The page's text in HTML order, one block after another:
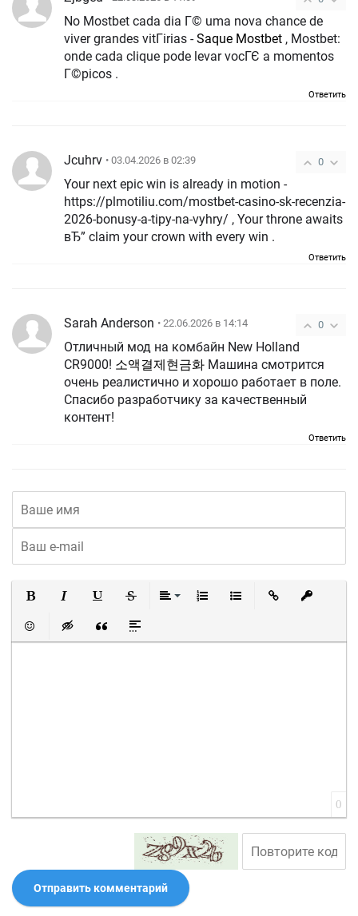
No Mostbet cada dia Г© uma nova chance de
viver grandes vitГіrias -Saque Mostbet , Mostbet:
onde cada clique pode levar vocГЄ a momentos
Г©picos .
Ответить
0
Jcuhrv • 03.04.2026 в 02:39
Your next epic win is already in motion -
https://plmotiliu.com/mostbet-casino-sk-recenzia-
2026-bonusy-a-tipy-na-vyhry/ , Your throne awaits
вЂ” claim your crown with every win .
Ответить
0
Sarah Anderson • 22.06.2026 в 14:14
Отличный мод на комбайн New Holland
CR9000! 소액결제현금화 Машина смотрится
очень реалистично и хорошо работает в поле.
Спасибо разработчику за качественный
контент!
Ответить
Вставить смайлик
Вставка скрытого текста
Вставка цитаты
Вставка спойлера
0
Отправить комментарий